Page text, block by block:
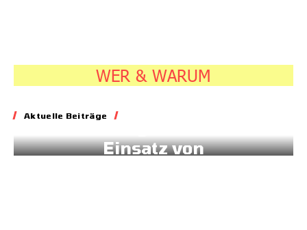
WER & WARUM
Aktuelle Beiträge
Geld für gesteuerten
Einsatz von